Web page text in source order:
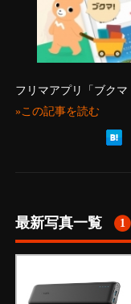
フリマアプリ「ブクマ
»この記事を読む
最新写真一覧 1